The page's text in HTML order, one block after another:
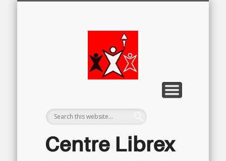
Centre Librex